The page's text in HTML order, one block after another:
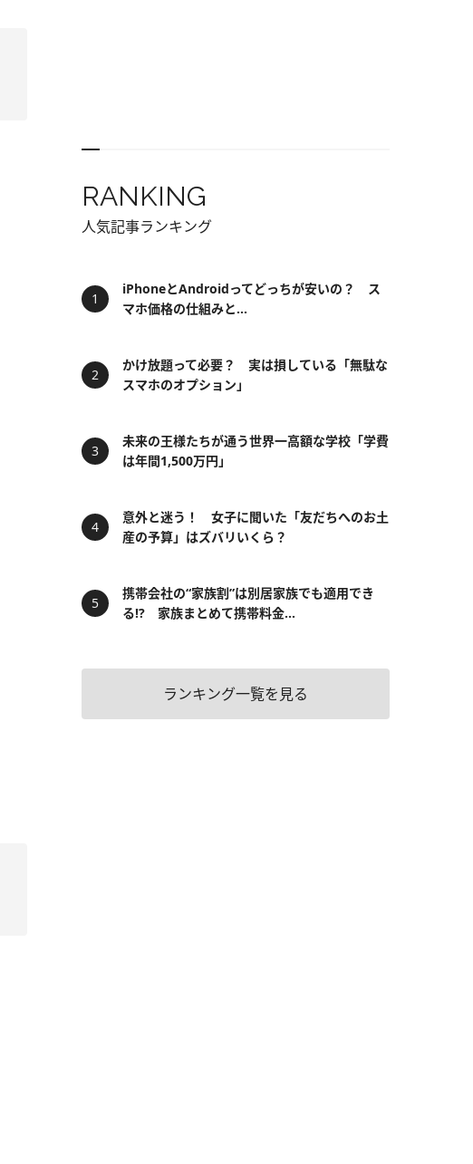
RANKING
人気記事ランキング
iPhoneとAndroidってどっちが安いの？ ス
マホ価格の仕組みと...
かけ放題って必要？ 実は損している「無駄な
スマホのオプション」
未来の王様たちが通う世界一高額な学校「学費
は年間1,500万円」
意外と迷う！ 女子に聞いた「友だちへのお土
産の予算」はズバリいくら？
携帯会社の“家族割”は別居家族でも適用でき
る!? 家族まとめて携帯料金...
ランキング一覧を見る